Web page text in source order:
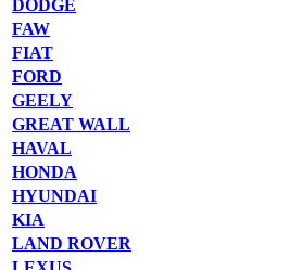
DODGE
FAW
FIAT
FORD
GEELY
GREAT WALL
HAVAL
HONDA
HYUNDAI
KIA
LAND ROVER